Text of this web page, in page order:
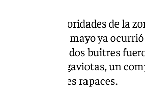
vez que las autoridades de la
El pasado mayo ya
cuando dos buitres
el acoso de las gaviotas, un
con otras aves rapaces.